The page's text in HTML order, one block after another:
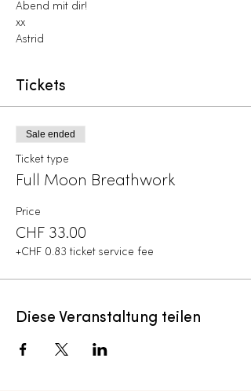
Abend mit dir!
xx
Astrid
Tickets
Sale ended
Ticket type
Full Moon Breathwork
Price
CHF 33.00
+CHF 0.83 ticket service fee
Diese Veranstaltung teilen